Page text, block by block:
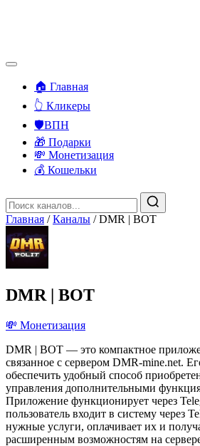
🏠 Главная
👆 Кликеры
🛡️ВПН
🎁 Подарки
💸 Монетизация
💰 Кошельки
Главная / Каналы / DMR | BOT
DMR | BOT
💸 Монетизация
DMR | BOT — это компактное
связанное с сервером DMR-mine.net.
обеспечить удобный способ
управления дополнительными
Приложение функционирует через
пользователь входит в систему через
нужные услуги, оплачивает их и
расширенным возможностям на